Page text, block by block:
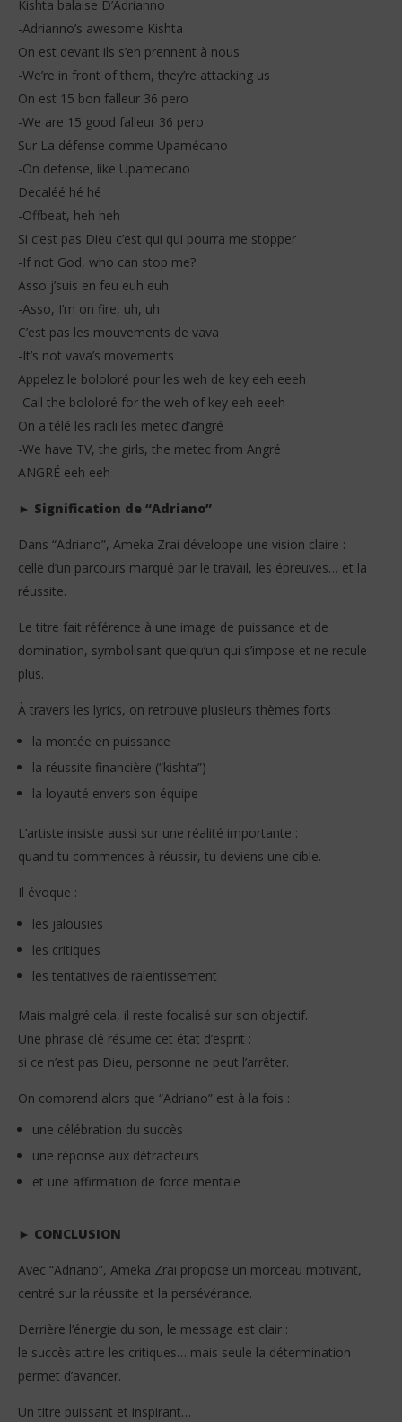
Kishta balaise D’Adrianno
-Adrianno’s awesome Kishta
On est devant ils s’en prennent à nous
-We’re in front of them, they’re attacking us
On est 15 bon falleur 36 pero
-We are 15 good falleur 36 pero
Sur La défense comme Upamécano
-On defense, like Upamecano
Decaléé hé hé
-Offbeat, heh heh
Si c’est pas Dieu c’est qui qui pourra me stopper
-If not God, who can stop me?
Asso j’suis en feu euh euh
-Asso, I’m on fire, uh, uh
C’est pas les mouvements de vava
-It’s not vava’s movements
Appelez le bololoré pour les weh de key eeh eeeh
-Call the bololoré for the weh of key eeh eeeh
On a télé les racli les metec d’angré
-We have TV, the girls, the metec from Angré
ANGRÉ eeh eeh
► Signification de “Adriano”
Dans “Adriano”, Ameka Zrai développe une vision claire :
celle d’un parcours marqué par le travail, les épreuves… et la
réussite.
Le titre fait référence à une image de puissance et de
domination, symbolisant quelqu’un qui s’impose et ne recule
plus.
À travers les lyrics, on retrouve plusieurs thèmes forts :
la montée en puissance
la réussite financière (“kishta”)
la loyauté envers son équipe
L’artiste insiste aussi sur une réalité importante :
quand tu commences à réussir, tu deviens une cible.
Il évoque :
les jalousies
les critiques
les tentatives de ralentissement
Mais malgré cela, il reste focalisé sur son objectif.
Une phrase clé résume cet état d’esprit :
si ce n’est pas Dieu, personne ne peut l’arrêter.
On comprend alors que “Adriano” est à la fois :
une célébration du succès
une réponse aux détracteurs
et une affirmation de force mentale
► CONCLUSION
Avec “Adriano”, Ameka Zrai propose un morceau motivant,
centré sur la réussite et la persévérance.
Derrière l’énergie du son, le message est clair :
le succès attire les critiques… mais seule la détermination
permet d’avancer.
Un titre puissant et inspirant…